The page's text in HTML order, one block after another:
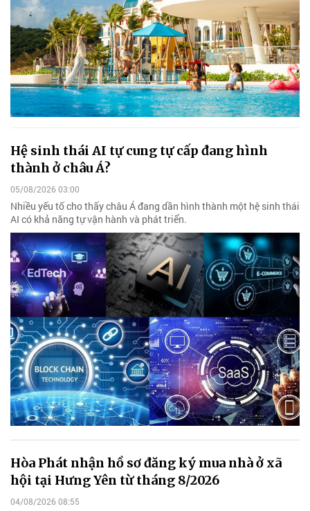
Hệ sinh thái AI tự cung tự cấp đang hình
thành ở châu Á?
05/08/2026 03:00
Nhiều yếu tố cho thấy châu Á đang dần hình thành một hệ sinh thái
AI có khả năng tự vận hành và phát triển.
Hòa Phát nhận hồ sơ đăng ký mua nhà ở xã
hội tại Hưng Yên từ tháng 8/2026
04/08/2026 08:55